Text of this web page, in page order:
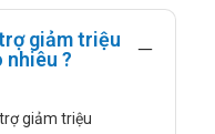
bị bệnh gút cấp và mạn
giảm triệu
nhiêu ?
giảm triệu